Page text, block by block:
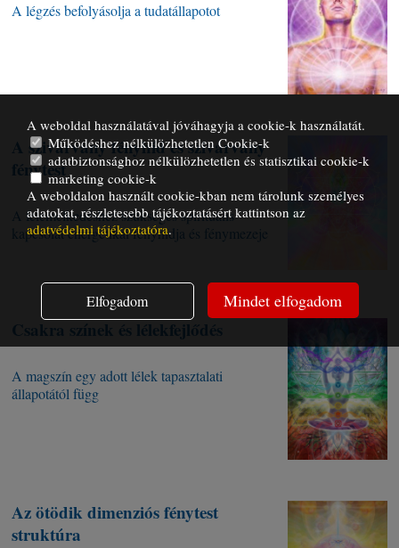
A légzés befolyásolja a tudatállapotot
A szivárvány fényhíd és szivárvány
fénytest
A felemelkedéshez szükséges spirituális
kapcsolat energetikai fényhídja és fénymezeje
Csakra színek és lélekfejlődés
A magszín egy adott lélek tapasztalati
állapotától függ
Az ötödik dimenziós fénytest
struktúra
A weboldal használatával jóváhagyja a cookie-k használatát.
Működéshez nélkülözhetetlen Cookie-k
adatbiztonsághoz nélkülözhetetlen és statisztikai cookie-k
marketing cookie-k
A weboldalon használt cookie-kban nem tárolunk személyes
adatokat, részletesebb tájékoztatásért kattintson az
adatvédelmi tájékoztatóra.
Elfogadom Mindet elfogadom